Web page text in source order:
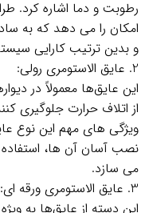
رطوبت و دما اشاره کرد.
امکان را می‌ دهد که به
و بدین ترتیب کارایی
2. عایق الاستومری رولی:
این عایق‌ها معمولاً در
از اتلاف حرارت جلوگیری
ویژگی‌ های مهم این نوع
نصب آسان آن‌ ها،
می‌ سازد.
3. عایق الاستومری ورقه ای:
این دسته از عایق‌ها به